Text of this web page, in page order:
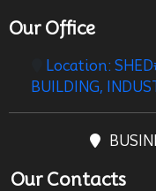
Our Office
Location:
BUILDING,
Our Contacts